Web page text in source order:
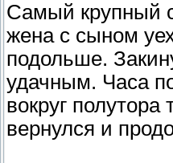
Самый крупный
жена с сыном
подольше.
удачным. Часа
вокруг
вернулся и